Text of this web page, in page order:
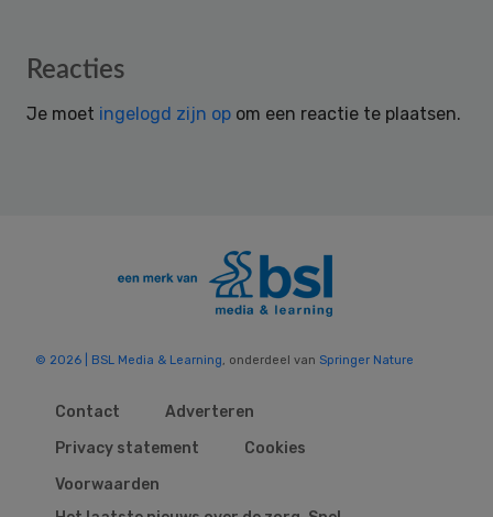
Reader
Reacties
Je moet ingelogd zijn op om een reactie te plaatsen.
© 2026 | BSL Media & Learning, onderdeel van Springer Nature
Contact
Adverteren
Privacy statement
Cookies
Voorwaarden